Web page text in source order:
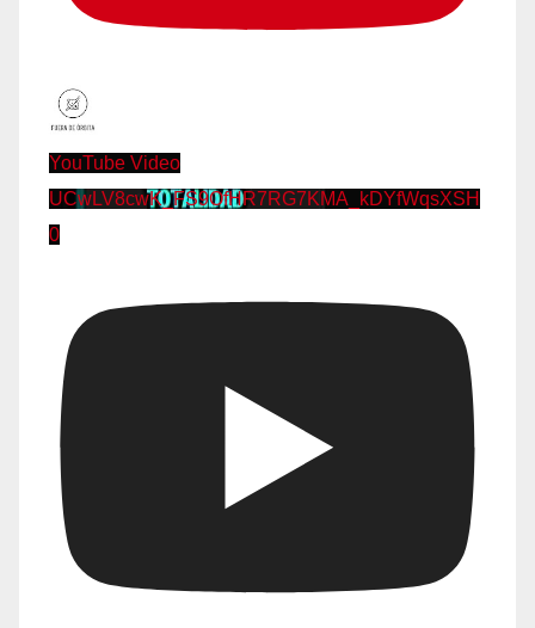
YouTube Video
UCwLV8cwK_FS9OfHR7RG7KMA_kDYfWqsXSH
0